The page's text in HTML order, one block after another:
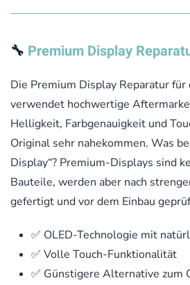
🔧 Premium Display
Die Premium Display Reparatur
verwendet hochwertige
Helligkeit, Farbgenauigkeit und
Original sehr nahekommen. Was
Display“? Premium-Displays sind
Bauteile, werden aber nach
gefertigt und vor dem Einbau
✅ OLED-Technologie mit
✅ Volle Touch-Funktionalität
✅ Günstigere Alternative zum